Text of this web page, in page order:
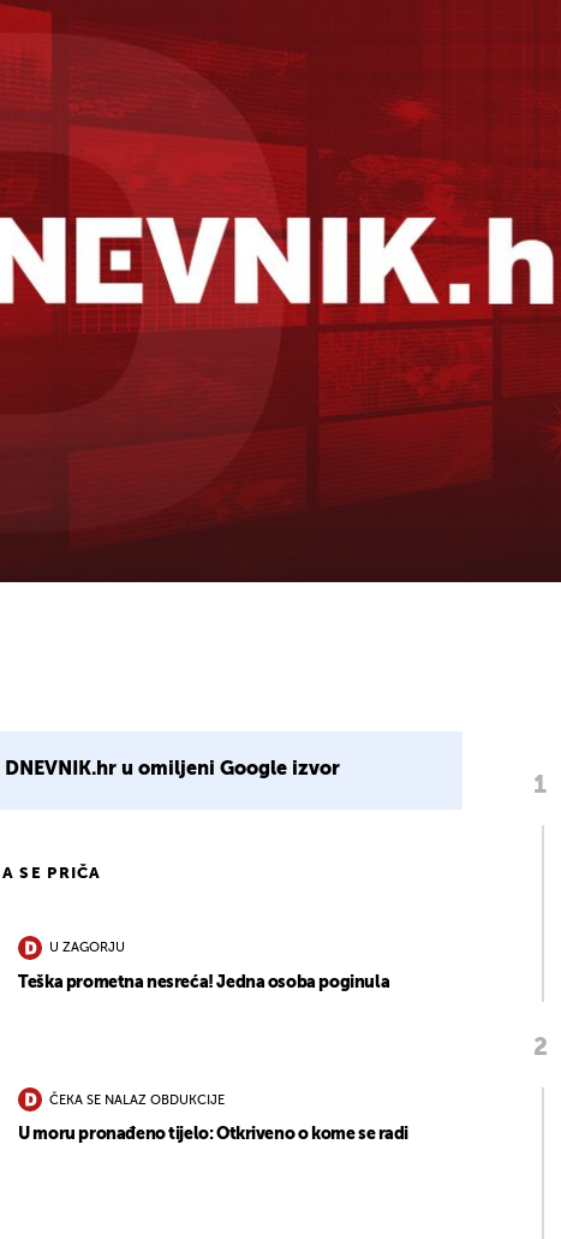
DNEVNIK.hr u omiljeni Google izvor
SE PRIČA
U ZAGORJU
Teška prometna nesreća! Jedna osoba poginula
ČEKA SE NALAZ OBDUKCIJE
U moru pronađeno tijelo: Otkriveno o kome se radi